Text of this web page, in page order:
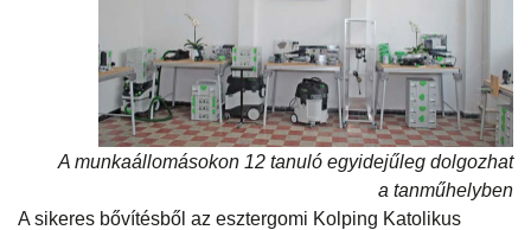
A munkaállomásokon 12 tanuló egyidejűleg dolgozhat
a tanműhelyben
A sikeres bővítésből az esztergomi Kolping Katolikus